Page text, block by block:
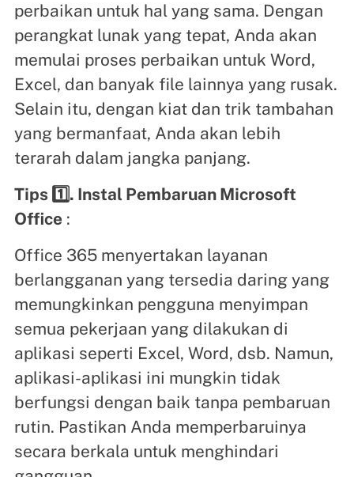
perbaikan untuk hal yang sama. Dengan
perangkat lunak yang tepat, Anda akan
memulai proses perbaikan untuk Word,
Excel, dan banyak file lainnya yang rusak.
Selain itu, dengan kiat dan trik tambahan
yang bermanfaat, Anda akan lebih
terarah dalam jangka panjang.
Tips 1️⃣. Instal Pembaruan Microsoft
Office :
Office 365 menyertakan layanan
berlangganan yang tersedia daring yang
memungkinkan pengguna menyimpan
semua pekerjaan yang dilakukan di
aplikasi seperti Excel, Word, dsb. Namun,
aplikasi-aplikasi ini mungkin tidak
berfungsi dengan baik tanpa pembaruan
rutin. Pastikan Anda memperbaruinya
secara berkala untuk menghindari